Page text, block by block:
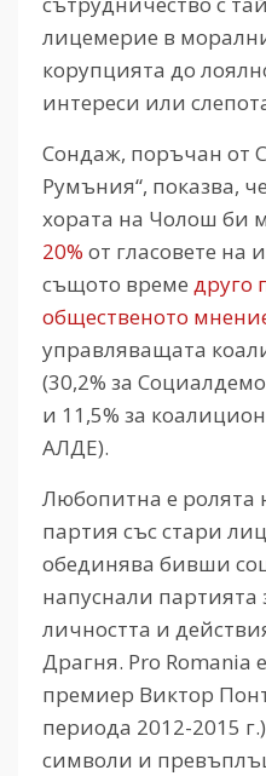
лицемерие в
корупцията до
интереси или
Сондаж, поръчан от
Румъния“, показва,
хората на Чолош би
20% от гласовете на
същото време друго
общественото
управляващата
(30,2% за
и 11,5% за
АЛДЕ).
Любопитна е ролята
партия със стари
обединява бивши
напуснали партията
личността и
Драгня. Pro Romania
премиер Виктор
периода 2012-2015
символи и